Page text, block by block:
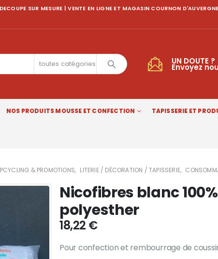
SUR MESURE | VENTE EN LIGNE ET MAGASIN COURNON
toutes catégories UN DOUTE ?
Envoyez
NOS PRODUITS MOUSSE ET CONFECTION TAPISSERIE ET
& PROMOTIONS, LITERIE / DÉCORATION / TAPISSERIE,
Nicofibres blanc 100%
polyesther
18,22 €
Pour confection et rembourrage de